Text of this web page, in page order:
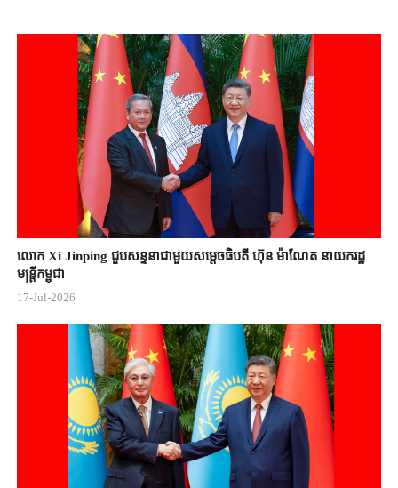
លោក Xi Jinping ជួបសន្ទនាជាមួយសម្តេចធិបតី ហ៊ុន ម៉ាណែត នាយករដ្ឋ
មន្ត្រីកម្ពុជា
17-Jul-2026